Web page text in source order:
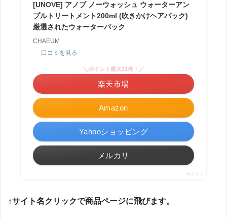
[UNOVE] アノブ ノーウォッシュ ウォーターアン
プルトリートメント200ml (吹きかけヘアパック)
厳選されたウォーターパック
CHAEUM
口コミを見る
Amazon
＼ポイント最大11倍！／
楽天市場
Yahooショッピング
メルカリ
ポチップ
↑サイト名クリックで商品ページに飛びます。